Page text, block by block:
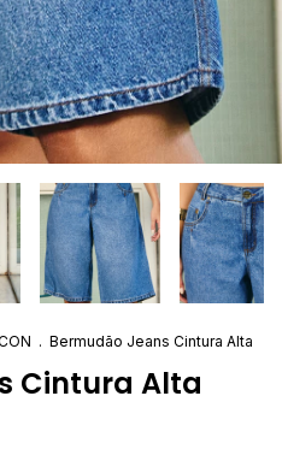
. Bermudão Jeans Cintura Alta
Cintura Alta